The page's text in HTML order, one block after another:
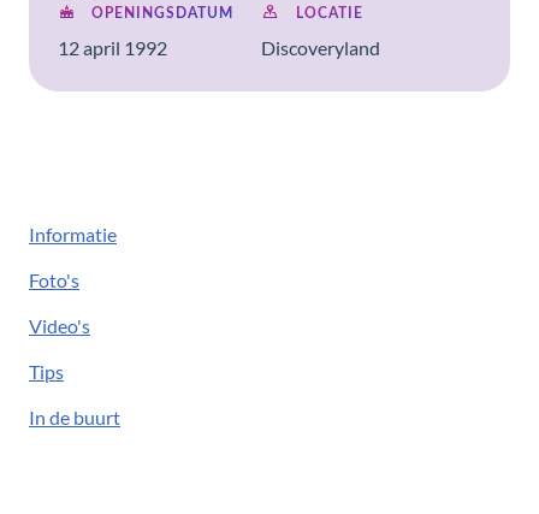
OPENINGSDATUM
12 april 1992
LOCATIE
Discoveryland
Informatie
Foto's
Video's
Tips
In de buurt